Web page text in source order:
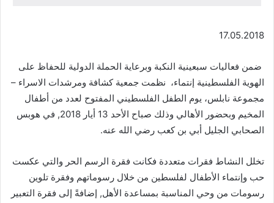
17.05.2018
ضمن فعاليات سبعينية النكبة وبرعاية الحملة الدولية للحفاظ على
الهوية الفلسطينية إنتماء، نظمت جمعية كشافة ومرشدات الاسراء –
مجموعة نابلس، يوم الطفل الفلسطيني المفتوح لعدد من أطفال
المخيم وبحضور الأهالي وذلك صباح الأحد 13 أيار 2018, في هوبس
الصحابي الجليل أبي بن كعب رضي الله عنه.
تخلل النشاط فقرات متعددة فكانت فقرة الرسم الحر والتي عكست
حب وإنتماء الأطفال لفلسطين من خلال رسوماتهم وفقرة تلوين
رسومات من وحي المناسبة بمساعدة الأهل, إضافةً إلى فقرة التعبير